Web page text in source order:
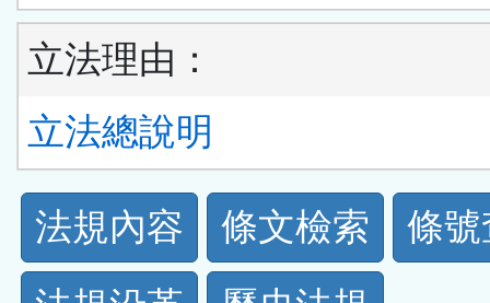
立法理由：
立法總說明
法
規
法規內容 條文檢索
條